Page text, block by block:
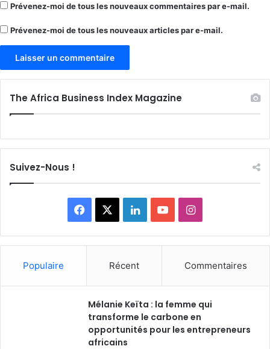
Prévenez-moi de tous les nouveaux commentaires par e-mail.
Prévenez-moi de tous les nouveaux articles par e-mail.
The Africa Business Index Magazine
Suivez-Nous !
Facebook LinkedinYouTubeInstagram
Populaire Récent Commentaires
Mélanie Keïta : la femme qui
transforme le carbone en
opportunités pour les entrepreneurs
africains